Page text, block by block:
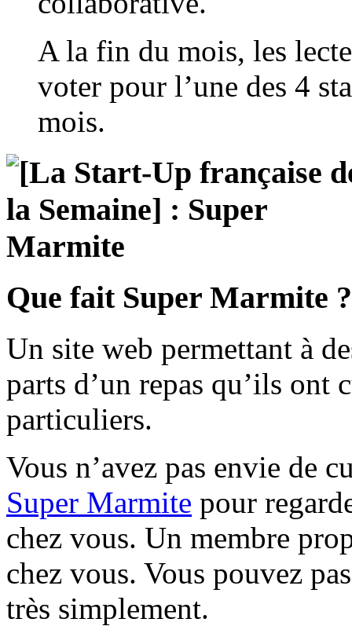
A la fin du mois, les
voter pour l’une des 4
mois.
Que fait Super Marmite ?
Un site web permettant à
parts d’un repas qu’ils ont
particuliers.
Vous n’avez pas envie de
Super Marmite pour
chez vous. Un membre
chez vous. Vous pouvez
très simplement.